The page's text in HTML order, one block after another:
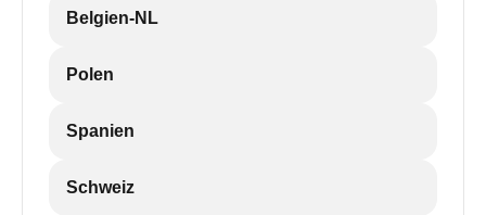
Belgien-NL
Polen
Spanien
Schweiz